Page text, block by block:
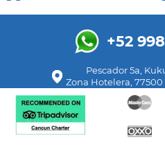
+52
Pescador 5a,
Zona Hotelera, 77500